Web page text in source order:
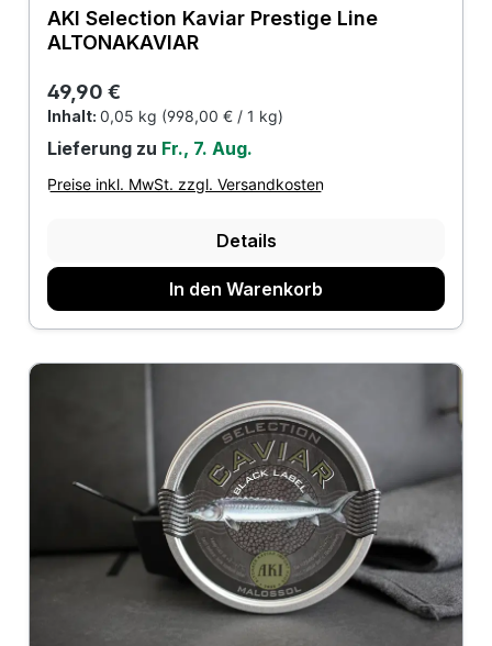
AKI Selection Kaviar Prestige Line
ALTONAKAVIAR
Regulärer Preis:
49,90 €
Inhalt: 0,05 kg (998,00 € / 1 kg)
Lieferung zu Fr., 7. Aug.
Preise inkl. MwSt. zzgl. Versandkosten
Details
In den Warenkorb